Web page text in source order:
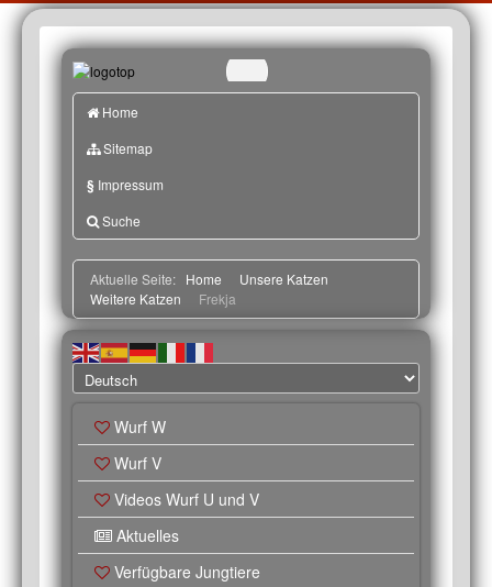
Home
Sitemap
§ Impressum
Suche
Aktuelle Seite: Home
Unsere Katzen
Weitere Katzen
Frekja
Wurf W
Wurf V
Videos Wurf U und V
Aktuelles
Verfügbare Jungtiere